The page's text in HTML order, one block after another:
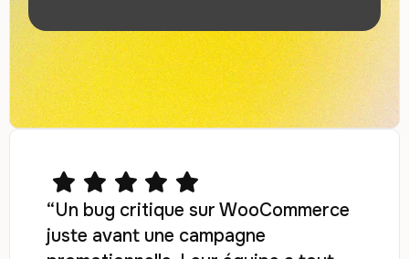
“Un bug critique sur WooCommerce
juste avant une campagne